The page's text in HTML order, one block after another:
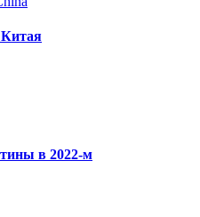
Китая
в 2022-м